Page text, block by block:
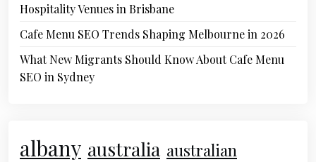
Hospitality Venues in Brisbane
Cafe Menu SEO Trends Shaping Melbourne in 2026
What New Migrants Should Know About Cafe Menu
SEO in Sydney
albany australia australian